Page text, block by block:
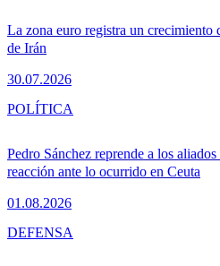
La zona euro registra un crecimiento
de Irán
30.07.2026
Pedro Sánchez reprende a los
reacción ante lo ocurrido en Ceuta
01.08.2026
POLÍTICA
DEFENSA